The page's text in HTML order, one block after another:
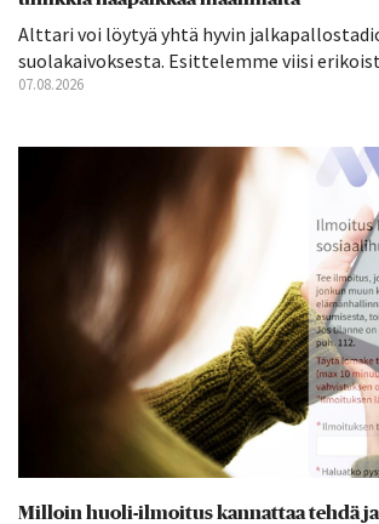
Alttari voi löytyä yhtä hyvin
suolakaivoksesta. Esittelemme viisi
07.08.2026
Milloin huoli-ilmoitus kannattaa tehdä